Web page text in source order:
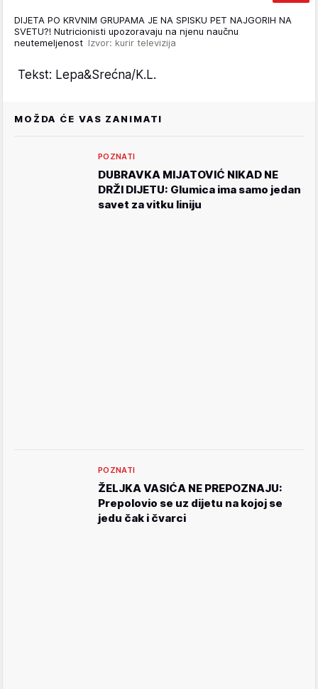
DIJETA PO KRVNIM GRUPAMA JE NA SPISKU PET NAJGORIH NA
SVETU?! Nutricionisti upozoravaju na njenu naučnu
neutemeljenost Izvor: kurir televizija
Tekst: Lepa&Srećna/K.L.
MOŽDA ĆE VAS ZANIMATI
POZNATI
DUBRAVKA MIJATOVIĆ NIKAD NE
DRŽI DIJETU: Glumica ima samo jedan
savet za vitku liniju
POZNATI
ŽELJKA VASIĆA NE PREPOZNAJU:
Prepolovio se uz dijetu na kojoj se
jedu čak i čvarci